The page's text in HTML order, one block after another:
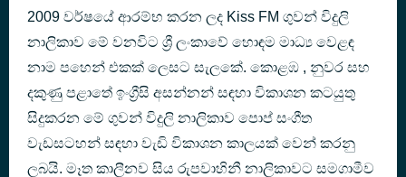
2009 වර්ෂයේ ආරම්භ කරන ලද Kiss FM ගුවන් විදුලි
නාලිකාව මේ වනවිට ශ්‍රී ලංකාවේ හොඳම මාධ්‍ය වෙළඳ
නාම පහෙන් එකක් ලෙසට සැලකේ. කොළඹ , නුවර සහ
දකුණු පළාතේ ඉංග්‍රීසි අසන්නන් සඳහා විකාශන කටයුතු
සිදුකරන මේ ගුවන් විදුලි නාලිකාව පොප් සංගීත
වැඩසටහන් සඳහා වැඩි විකාශන කාලයක් වෙන් කරනු
ලබයි. මෑත කාලීනව සිය රුපවාහිනී නාලිකාවට සමගාමීව